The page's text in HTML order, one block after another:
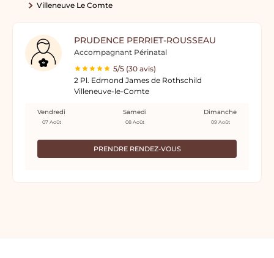
Villeneuve Le Comte
PRUDENCE PERRIET-ROUSSEAU
Accompagnant Périnatal
5/5 (30 avis)
2 Pl. Edmond James de Rothschild
Villeneuve-le-Comte
PRENDRE RENDEZ-VOUS
Vendredi
07 Août
Samedi
08 Août
Dimanche
09 Août